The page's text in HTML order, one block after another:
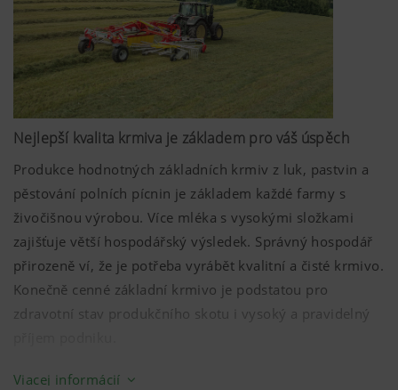
Nejlepší kvalita krmiva je základem pro váš úspěch
Produkce hodnotných základních krmiv z luk, pastvin a
pěstování polních pícnin je základem každé farmy s
živočišnou výrobou. Více mléka s vysokými složkami
zajišťuje větší hospodářský výsledek. Správný hospodář
přirozeně ví, že je potřeba vyrábět kvalitní a čisté krmivo.
Konečně cenné základní krmivo je podstatou pro
zdravotní stav produkčního skotu i vysoký a pravidelný
Dojnice s vysokou užitkovostí vyžadují velmi kvalitní
Viacej informácií